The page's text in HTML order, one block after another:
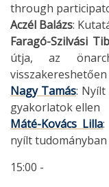
through
Aczél Balázs:
Faragó-Szilvási
útja, az
Nagy Tamás: Nyílt
gyakorlatok ellen
Máté-Kovács Lilla:
nyílt tudományban
15:00 -